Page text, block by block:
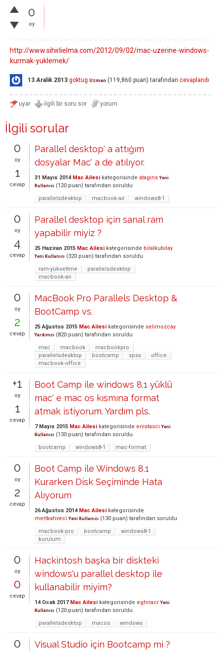
0
oy
http://www.sihirlielma.com/2012/09/02/mac-uzerine-windows-
kurmak-yuklemek/
13 Aralık 2013 goktug Uzman (119,860 puan) tarafından cevaplandı
İlgili sorular
0
oy
1
cevap
Parallel desktop' a attığım
dosyalar Mac' a de atılıyor.
31 Mayıs 2014 Mac Ailesi kategorisinde atagins Yeni
Kullanıcı (120 puan) tarafından soruldu
parallelsdesktop
macbook-air windows8-1
0
oy
4
cevap
Parallel desktop için sanal ram
yapabilir miyiz ?
25 Haziran 2015 Mac Ailesi kategorisinde bilalkubilay
Yeni Kullanıcı (320 puan) tarafından soruldu
ram-yükseltme
parallelsdesktop
macbook-air
0
oy
2
cevap
MacBook Pro Parallels Desktop &
BootCamp vs.
25 Ağustos 2015 Mac Ailesi kategorisinde selimozcay
Yardımcı (820 puan) tarafından soruldu
mac
macbook
macbookpro
parallelsdesktop
bootcamp spss
office
macbook-office
+1
oy
1
cevap
Boot Camp ile windows 8.1 yüklü
mac' e mac os kısmına format
atmak istiyorum. Yardım pls.
7 Mayıs 2015 Mac Ailesi kategorisinde enistasci Yeni
Kullanıcı (130 puan) tarafından soruldu
bootcamp
windows8-1 mac-format
0
oy
2
cevap
Boot Camp ile Windows 8.1
Kurarken Disk Seçiminde Hata
Alıyorum
26 Ağustos 2014 Mac Ailesi kategorisinde
mertkahveci Yeni Kullanıcı (130 puan) tarafından soruldu
macbook-pro
bootcamp
windows8-1
kurulum
0
oy
0
cevap
Hackintosh başka bir diskteki
windows'u parallel desktop ile
kullanabilir miyim?
14 Ocak 2017 Mac Ailesi kategorisinde eghnacr Yeni
Kullanıcı (120 puan) tarafından soruldu
parallelsdesktop
macos windows
0
Visual Studio için Bootcamp mi ?